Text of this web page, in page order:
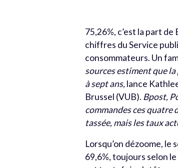
75,26%, c’est la part
chiffres du Service
consommateurs. Un
sources estiment que la
à sept ans,lance
Brussel (VUB). Bpost,
commandes ces quatre
tassée, mais les taux
Lorsqu’on dézoome,
69,6%, toujours selon